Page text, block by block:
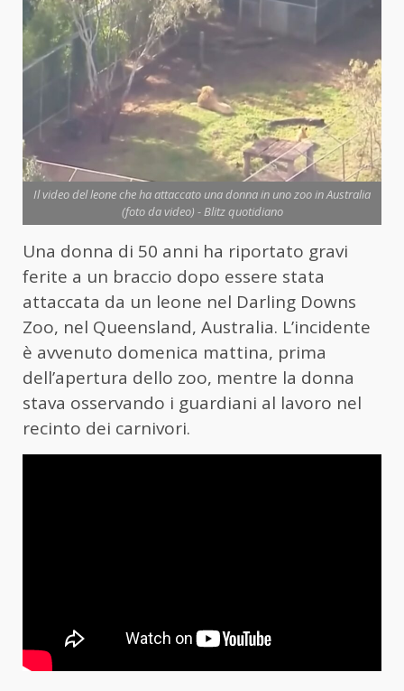
Il video del leone che ha attaccato una donna in uno zoo in Australia
(foto da video) - Blitz quotidiano
Una donna di 50 anni ha riportato gravi
ferite a un braccio dopo essere stata
attaccata da un leone nel Darling Downs
Zoo, nel Queensland, Australia. L’incidente
è avvenuto domenica mattina, prima
dell’apertura dello zoo, mentre la donna
stava osservando i guardiani al lavoro nel
recinto dei carnivori.